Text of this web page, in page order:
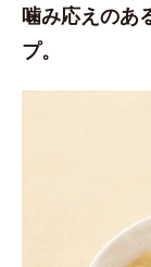
噛み応えのあ
プ。